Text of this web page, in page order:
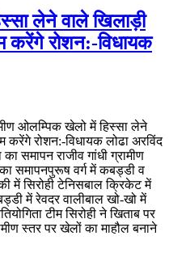
लेने वाले खिलाड़ी
करेंगे रोशन:-विधायक
ओलम्पिक खेलो में हिस्सा लेने
करेंगे रोशन:-विधायक लोढा अरविंद
समापन राजीव गांधी ग्रामीण
समापनपुरूष वर्ग में कबड्डी व
में सिरोही टेनिसबाल क्रिकेट में
में रेवदर वालीबाल खो-खो में
टीम सिरोही ने खिताब पर
स्तर पर खेलों का माहौल बनाने